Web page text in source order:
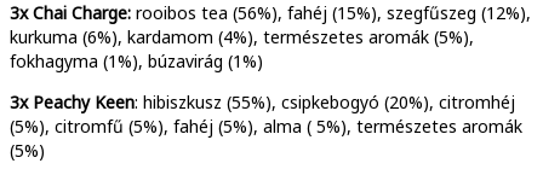
3xChai Charge: rooibos tea (56%), fahéj (15%), szegfűszeg (12%),
kurkuma (6%), kardamom (4%), természetes aromák (5%),
fokhagyma (1%), búzavirág (1%)
3x Peachy Keen: hibiszkusz (55%), csipkebogyó (20%), citromhéj
(5%), citromfű (5%), fahéj (5%), alma ( 5%), természetes aromák
(5%)